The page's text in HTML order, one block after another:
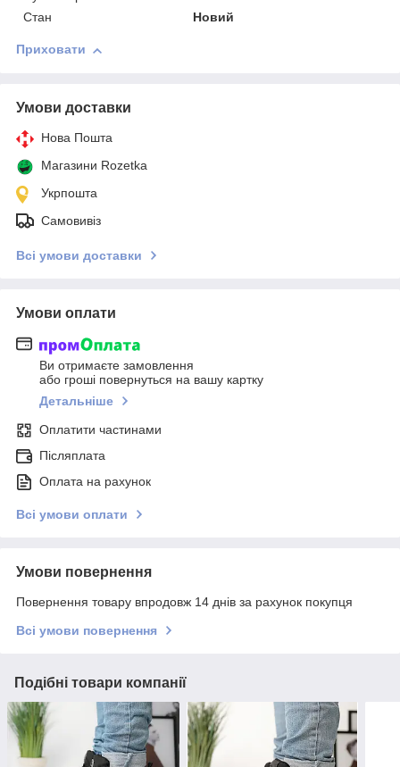
Стан
Новий
Приховати
Умови доставки
Нова Пошта
Магазини Rozetka
Укрпошта
Самовивіз
Всі умови доставки
Умови оплати
Ви отримаєте замовлення
або гроші повернуться на вашу картку
Детальніше
Оплатити частинами
Післяплата
Оплата на рахунок
Всі умови оплати
Умови повернення
Повернення товару впродовж 14 днів за рахунок покупця
Всі умови повернення
Подібні товари компанії